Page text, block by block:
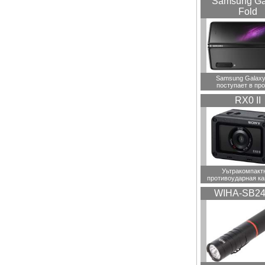
Fold
Samsung
поступает в
RX0 II
противоударная
WIHA-